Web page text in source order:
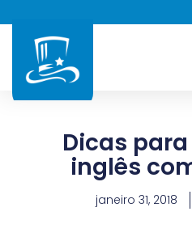
Dicas
inglês
janeiro 31, 2018